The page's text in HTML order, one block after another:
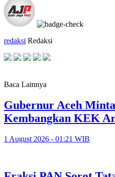
redaksi Redaksi
Baca Lainnya
Gubernur Aceh
Kembangkan KEK
1 August 2026 - 01:21 WIB